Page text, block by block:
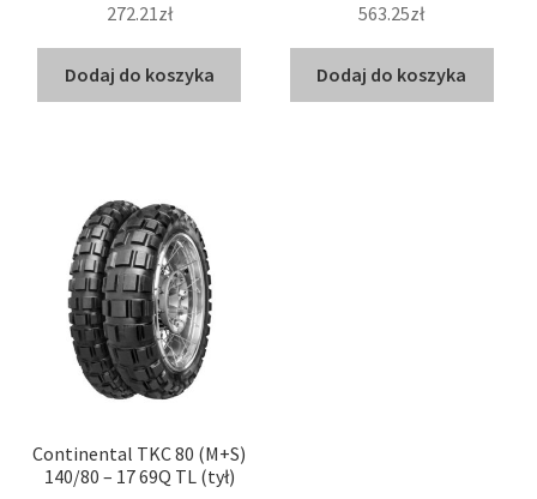
272.21zł
Dodaj do koszyka
563.25zł
Dodaj do koszyka
Continental TKC 80 (M+S)
140/80 – 17 69Q TL (tył)